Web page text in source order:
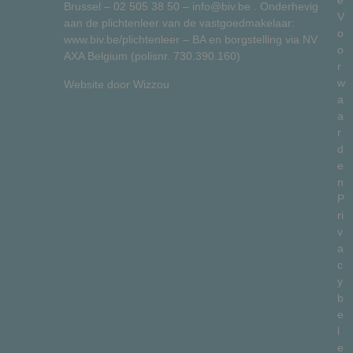
Brussel – 02 505 38 50 – info@biv.be . Onderhevig
aan de plichtenleer van de vastgoedmakelaar:
www.biv.be/plichtenleer – BA en borgstelling via NV
AXA Belgium (polisnr. 730.390.160)
Website door Wizzou
V
o
o
r
w
a
a
r
d
e
n
P
ri
v
a
c
y
b
e
l
e